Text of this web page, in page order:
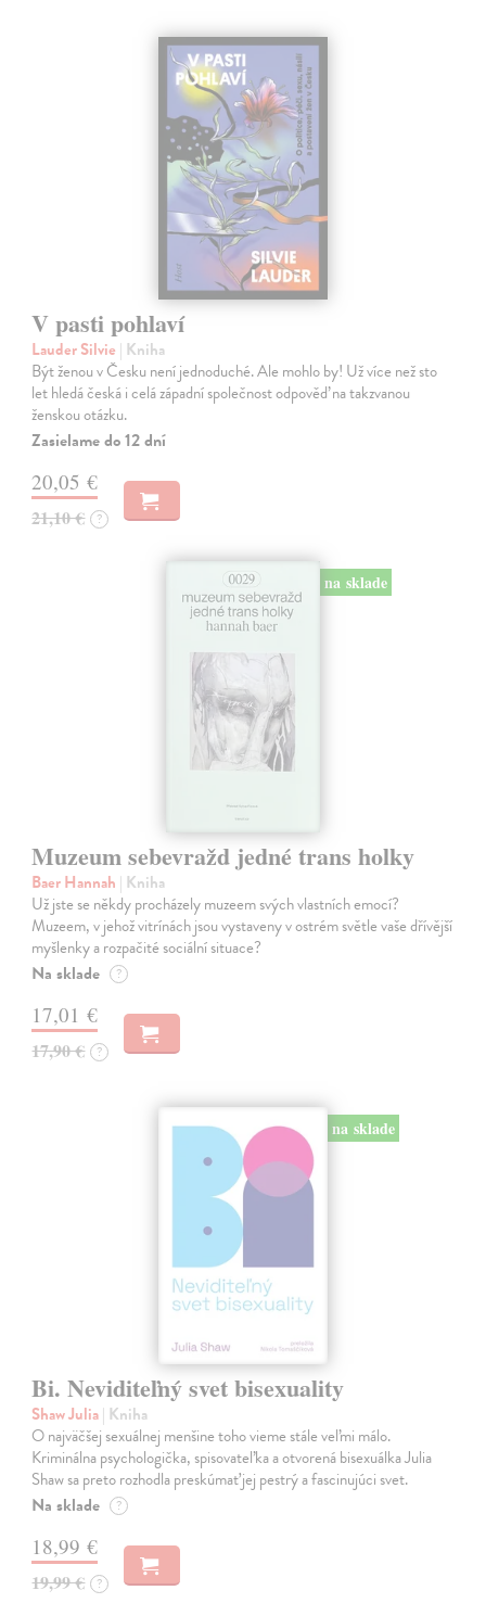
V pasti pohlaví
Lauder Silvie | Kniha
Být ženou v Česku není jednoduché. Ale mohlo by! Už více než sto
let hledá česká i celá západní společnost odpověď na takzvanou
ženskou otázku.
Zasielame do 12 dní
20,05 €
21,10 € ?
na sklade
Muzeum sebevražd jedné trans holky
Baer Hannah | Kniha
Už jste se někdy procházely muzeem svých vlastních emocí?
Muzeem, v jehož vitrínách jsou vystaveny v ostrém světle vaše dřívější
myšlenky a rozpačité sociální situace?
Na sklade ?
17,01 €
17,90 € ?
na sklade
Bi. Neviditeľný svet bisexuality
Shaw Julia| Kniha
O najväčšej sexuálnej menšine toho vieme stále veľmi málo.
Kriminálna psychologička, spisovateľka a otvorená bisexuálka Julia
Shaw sa preto rozhodla preskúmať jej pestrý a fascinujúci svet.
Na sklade ?
18,99 €
19,99 € ?